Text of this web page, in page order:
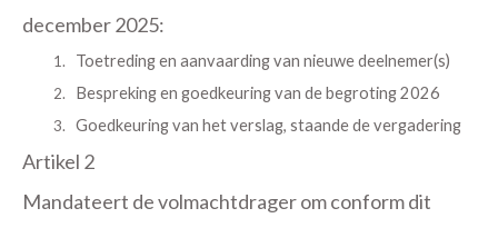
december 2025:
Toetreding en aanvaarding van nieuwe deelnemer(s)
Bespreking en goedkeuring van de begroting 2026
Goedkeuring van het verslag, staande de vergadering
Artikel 2
Mandateert de volmachtdrager om conform dit